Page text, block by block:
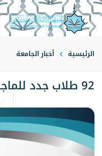
الرئيسية أخبار الجامعة
92 طلاب جدد للماجستير بالصيفي